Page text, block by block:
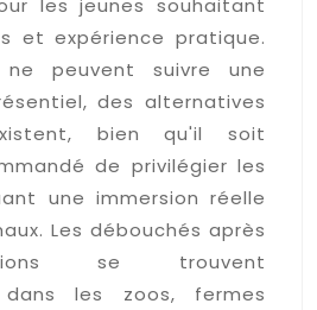
les jeunes souhaitant
et expérience pratique.
peuvent suivre une
des alternatives
bien qu'il soit
de privilégier les
une immersion réelle
Les débouchés après
se trouvent
dans les zoos, fermes